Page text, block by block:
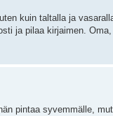
kuin taltalla ja
ja pilaa kirjaimen.
pintaa syvemmälle,